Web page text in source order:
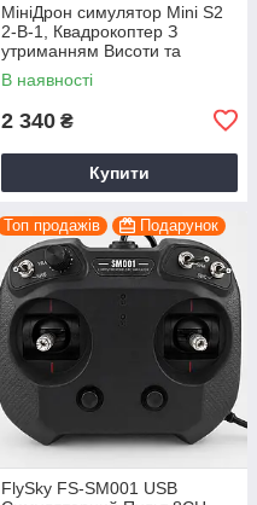
МініДрон симулятор Mini S2
2-В-1, Квадрокоптер З
утриманням Висоти та
Режимом зависання,
Підтримка Телефону І ПК
В наявності
2 340 ₴
Купити
Топ продажів Подарунок
FlySky FS-SM001 USB